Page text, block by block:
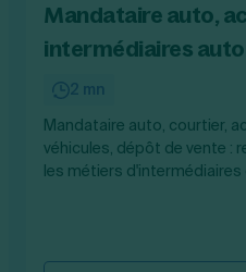
Mandataire auto,
intermédiaires
2 mn
Mandataire auto, courtier,
véhicules, dépôt de vente :
les métiers